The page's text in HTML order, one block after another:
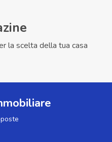
la scelta della tua casa